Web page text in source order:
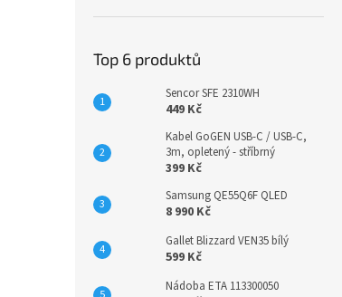
Top 6 produktů
Sencor SFE 2310WH
449 Kč
Kabel GoGEN USB-C / USB-C,
3m, opletený - stříbrný
399 Kč
Samsung QE55Q6F QLED
8 990 Kč
Gallet Blizzard VEN35 bílý
599 Kč
Nádoba ETA 113300050